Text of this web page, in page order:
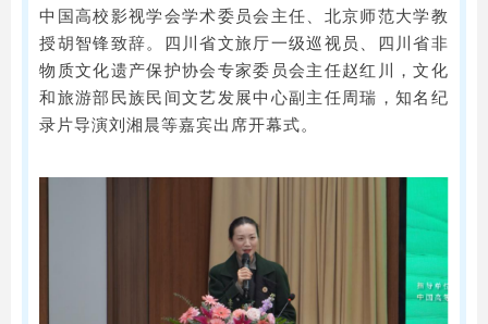
中国高校影视学会学术委员会主任、北京师范大学教
授胡智锋致辞。四川省文旅厅一级巡视员、四川省非
物质文化遗产保护协会专家委员会主任赵红川，文化
和旅游部民族民间文艺发展中心副主任周瑞，知名纪
录片导演刘湘晨等嘉宾出席开幕式。